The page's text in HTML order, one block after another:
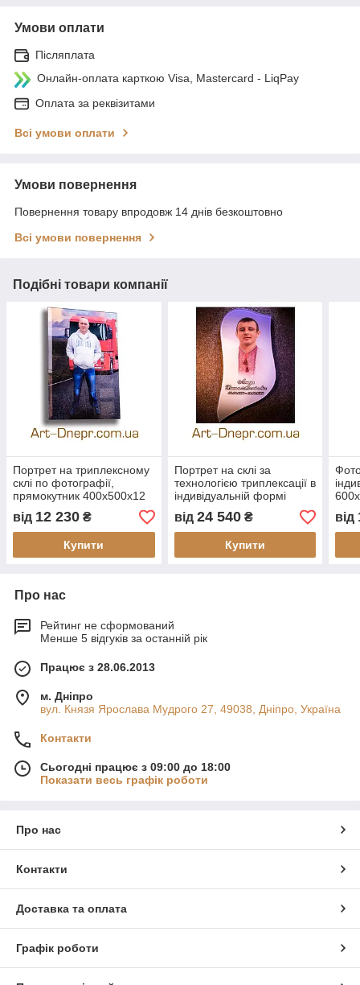
Умови оплати
Післяплата
Онлайн-оплата карткою Visa, Mastercard - LiqPay
Оплата за реквізитами
Всі умови оплати
Умови повернення
Повернення товару впродовж 14 днів безкоштовно
Всі умови повернення
Подібні товари компанії
Портрет на триплексному
склі по фотографії,
прямокутник 400х500x12
мм
від 12 230 ₴
Купити
Портрет на склі за
технологією триплексації в
індивідуальній формі
400х800x12 мм
від 24 540₴
Купити
від
Про нас
Рейтинг не сформований
Менше 5 відгуків за останній рік
Працює з 28.06.2013
м. Дніпро
вул. Князя Ярослава Мудрого 27, 49038, Дніпро, Україна
Контакти
Сьогодні працює з 09:00 до 18:00
Показати весь графік роботи
Про нас
Контакти
Доставка та оплата
Графік роботи